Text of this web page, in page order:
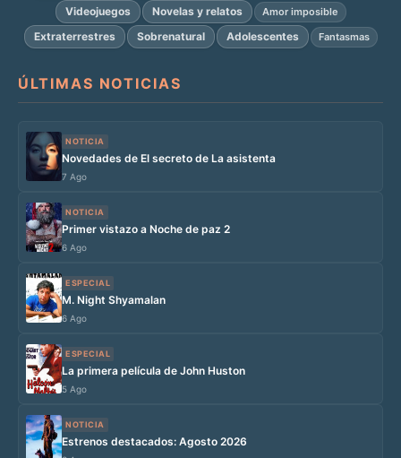
Videojuegos Novelas y relatos Amor imposible
Extraterrestres Sobrenatural Adolescentes Fantasmas
ÚLTIMAS NOTICIAS
NOTICIA
Novedades de El secreto de La asistenta
7 Ago
NOTICIA
Primer vistazo a Noche de paz 2
6 Ago
ESPECIAL
M. Night Shyamalan
6 Ago
ESPECIAL
La primera película de John Huston
5 Ago
NOTICIA
Estrenos destacados: Agosto 2026